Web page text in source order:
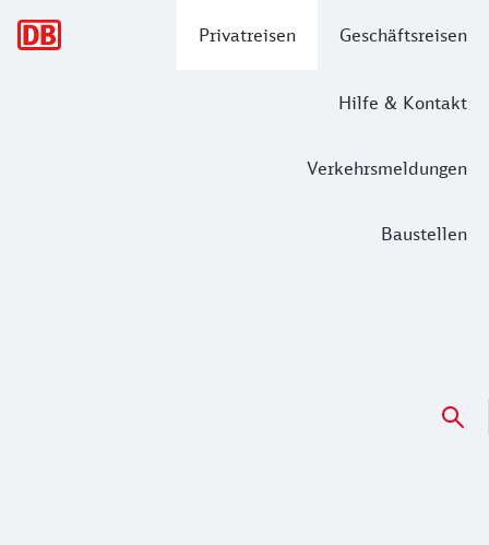
Privatreisen Geschäftsreisen
Hilfe & Kontakt
Verkehrsmeldungen
Baustellen